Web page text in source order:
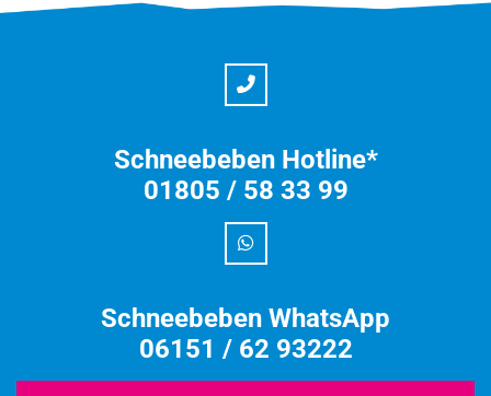
Schneebeben Hotline*
01805 / 58 33 99
Schneebeben WhatsApp
06151 / 62 93222